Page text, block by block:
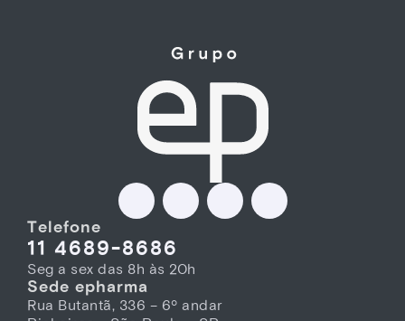
Telefone
11 4689-8686
Seg a sex das 8h às 20h
Sede epharma
Rua Butantã, 336 – 6º andar